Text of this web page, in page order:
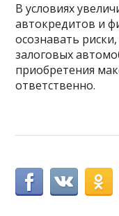
В условиях
автокредитов и
осознавать
залоговых
приобретения
ответственно.